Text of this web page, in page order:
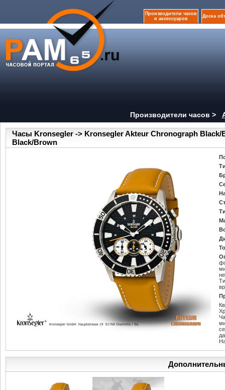
Производители часов
и аксессуаров
Доска
Производители часов >
Часы Kronsegler -> Kronsegler Akteur Chronograph
Black/Brown